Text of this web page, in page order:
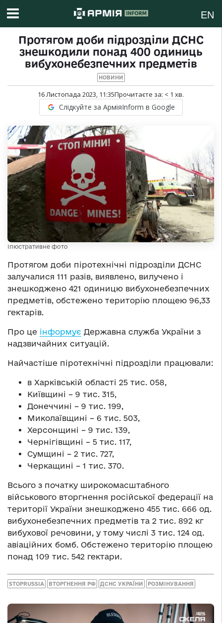
EN
Протягом доби підрозділи ДСНС
знешкодили понад 400 одиниць
вибухонебезпечних предметів
НОВИНИ
16 Листопада 2023, 11:35Прочитаєте за: < 1 хв.
Слідкуйте за АрміяInform в Google
Ілюстративне фото
Протягом доби піротехнічні підрозділи ДСНС
залучалися 111 разів, виявлено, вилучено і
знешкоджено 421 одиницю вибухонебезпечних
предметів, обстежено територію площею 96,33
гектарів.
Про це інформує Державна служба України з
надзвичайних ситуацій.
Найчастіше піротехнічні підрозділи працювали:
в Харківській області 25 тис. 058,
Київщині – 9 тис. 315,
Донеччині – 9 тис. 199,
Миколаївщині – 6 тис. 503,
Херсонщині – 9 тис. 139,
Чернігівщині – 5 тис. 117,
Сумщині – 2 тис. 727,
Черкащині – 1 тис. 370.
Всього з початку широкомасштабного
військового вторгнення російської федерації на
території України знешкоджено 455 тис. 666 од.
вибухонебезпечних предметів та 2 тис. 892 кг
вибухової речовини, у тому числі 3 тис. 124 од.
авіаційних бомб. Обстежено територію площею
понад 109 тис. 542 гектари.
STOPRUSSIA ВТОРГНЕННЯ РФ ДСНС УКРАЇНИ РОЗМІНУВАННЯ